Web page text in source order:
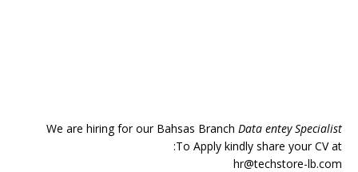
We are hiring for our Bahsas Branch Data entey Specialist
To Apply kindly share your CV at:
hr@techstore-lb.com